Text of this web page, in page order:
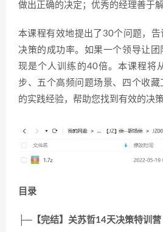
做出正确的决定；优秀的经理善于解
本课程有效地提出了30个问题，
决策的成功率。如果一个领导让
现是个人训练的40倍。本课程将
步、五个高频问题场景、四个收
的实践经验，帮助您找到有效的决策
目录
├─【完结】关苏哲14天决策特训营